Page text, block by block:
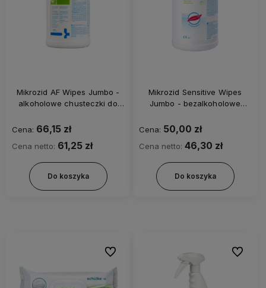
Mikrozid AF Wipes Jumbo -
alkoholowe chusteczki do
220 szt.
Cena: 66,15 zł
Cena netto: 61,25 zł
Do koszyka
Mikrozid Sensitive Wipes
Jumbo - bezalkoholowe
powierzchni op. 200 szt.
Cena: 50,00 zł
Cena netto: 46,30 zł
Do koszyka
Do ulubionych Do